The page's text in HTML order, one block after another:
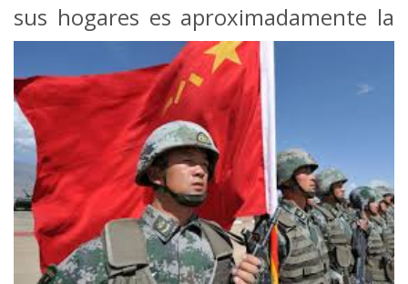
sus hogares es aproximadamente la